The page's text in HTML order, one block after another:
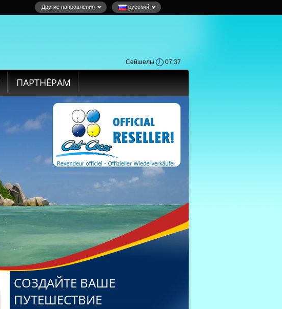
Другие направления русский
Сейшелы 07:37
ПАРТНЁРАМ
СОЗДАЙТЕ ВАШЕ
ПУТЕШЕСТВИЕ